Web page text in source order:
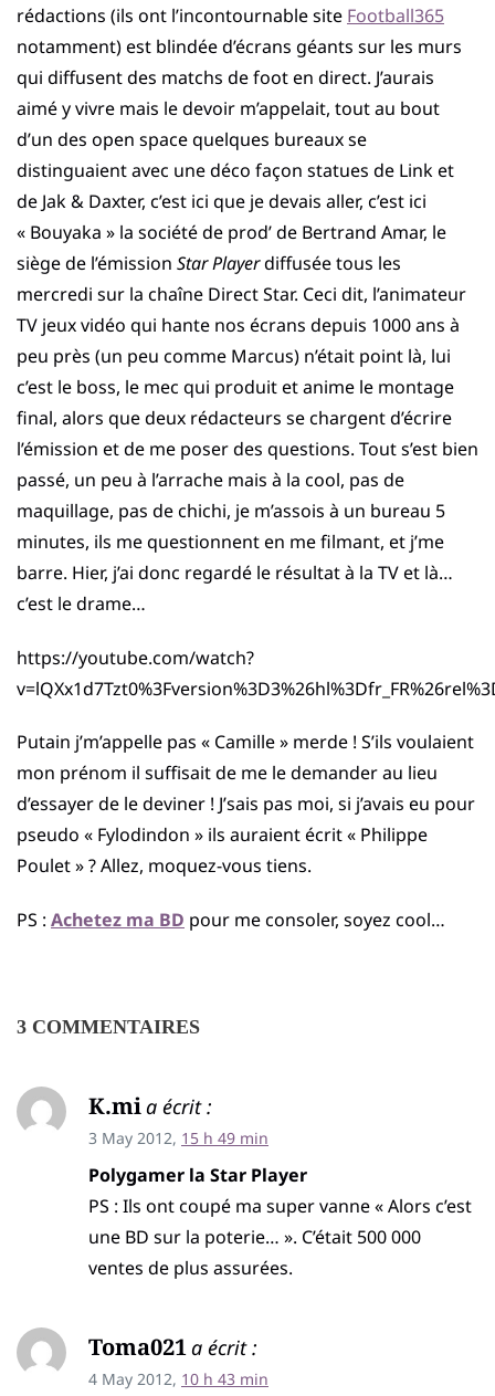
rédactions (ils ont l’incontournable site Football365
notamment) est blindée d’écrans géants sur les murs
qui diffusent des matchs de foot en direct. J’aurais
aimé y vivre mais le devoir m’appelait, tout au bout
d’un des open space quelques bureaux se
distinguaient avec une déco façon statues de Link et
de Jak & Daxter, c’est ici que je devais aller, c’est ici
« Bouyaka » la société de prod’ de Bertrand Amar, le
siège de l’émission Star Playerdiffusée tous les
mercredi sur la chaîne Direct Star. Ceci dit, l’animateur
TV jeux vidéo qui hante nos écrans depuis 1000 ans à
peu près (un peu comme Marcus) n’était point là, lui
c’est le boss, le mec qui produit et anime le montage
final, alors que deux rédacteurs se chargent d’écrire
l’émission et de me poser des questions. Tout s’est bien
passé, un peu à l’arrache mais à la cool, pas de
maquillage, pas de chichi, je m’assois à un bureau 5
minutes, ils me questionnent en me filmant, et j’me
barre. Hier, j’ai donc regardé le résultat à la TV et là…
c’est le drame…
https://youtube.com/watch?
Putain j’m’appelle pas « Camille » merde ! S’ils voulaient
mon prénom il suffisait de me le demander au lieu
d’essayer de le deviner ! J’sais pas moi, si j’avais eu pour
pseudo « Fylodindon » ils auraient écrit « Philippe
Poulet » ? Allez, moquez-vous tiens.
PS : Achetez ma BD pour me consoler, soyez cool…
3 COMMENTAIRES
K.mia écrit :
3 May 2012, 15 h 49 min
Polygamer la Star Player
PS : Ils ont coupé ma super vanne « Alors c’est
une BD sur la poterie… ». C’était 500 000
ventes de plus assurées.
Toma021a écrit :
4 May 2012, 10 h 43 min